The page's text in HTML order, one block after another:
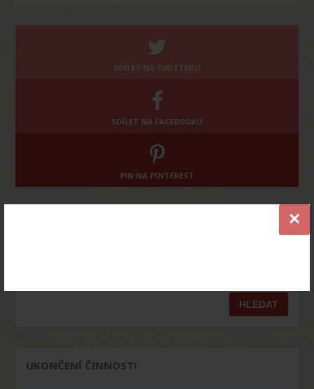
×
SDÍLET NA TWITTERU
SDÍLET NA FACEBOOKU
PIN NA PINTEREST
UKONČENÍ ČINNOSTI